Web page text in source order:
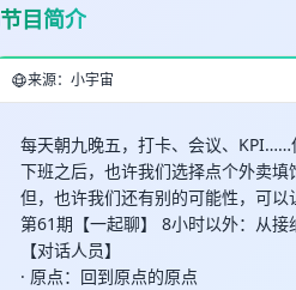
节目简介
来源：小宇宙
每天朝九晚五，打卡、会议、KPI……
下班之后，也许我们选择点个外卖
但，也许我们还有别的可能性，可
第61期【一起聊】 8小时以外：从
【对话人员】
· 原点：回到原点的原点